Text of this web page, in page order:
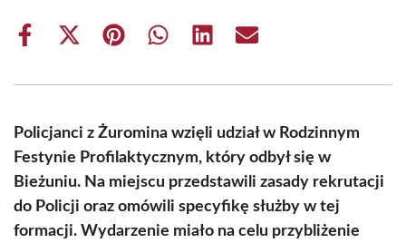
Share
Share
(Twitter)
Share Share Share Share
Policjanci z Żuromina wzięli udział w Rodzinnym
Festynie Profilaktycznym, który odbył się w
Bieżuniu. Na miejscu przedstawili zasady rekrutacji
do Policji oraz omówili specyfikę służby w tej
formacji. Wydarzenie miało na celu przybliżenie